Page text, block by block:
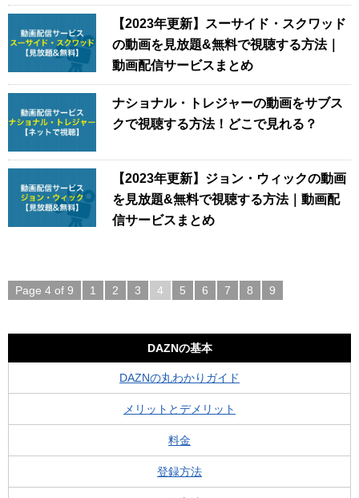
【2023年更新】スーサイド・スクワッド
の動画を見放題&無料で視聴する方法｜
動画配信サービスまとめ
ナショナル・トレジャーの動画をサブス
クで視聴する方法！どこで見れる？
【2023年更新】ジョン・ウィックの動画
を見放題&無料で視聴する方法｜動画配
信サービスまとめ
Page 4 of 9 1 2 3 4 5 6 7 8 9
DAZNの基本
DAZNの丸わかりガイド
メリットとデメリット
料金
登録方法